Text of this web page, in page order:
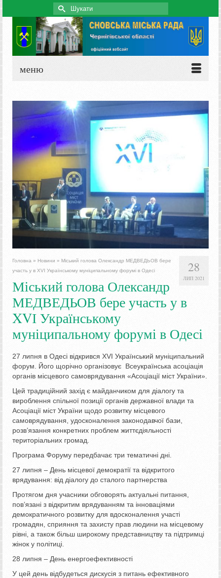
Search
for:
меню
28
ЛИП 2021
Головна » Новини » Міський голова Олександр МЕДВЕДЬОВ бере
участь у в XVІ Українському муніципальному форумі в Одесі
Міський голова Олександр
МЕДВЕДЬОВ бере участь у в
XVІ Українському
муніципальному форумі в Одесі
27 липня в Одесі відкрився XVІ Український муніципальний
форум. Його щорічно організовує Всеукраїнська асоціація
органів місцевого самоврядування «Асоціації міст України».
Цей традиційний захід є майданчиком для діалогу та
вироблення спільної позиції органів державної влади та
Асоціації міст України щодо розвитку місцевого
самоврядування, удосконалення законодавчої бази,
розв’язання конкретних проблем життєдіяльності
територіальних громад.
Програма Форуму передбачає три тематичні дні.
27 липня – День місцевої демократії та відкритого
врядування: від діалогу до сталого партнерства
Протягом дня учасники обговорять актуальні питання,
пов’язані з відкритим врядуванням та інноваціями
демократичного розвитку для вдосконалення участі
громадян, сприяння та захисту прав людини на місцевому
рівні, а також більш широкому представництву та підтримці
жінок у політиці.
28 липня – День енергоефективності
У цей день відбудеться дискусія з питань ефективного